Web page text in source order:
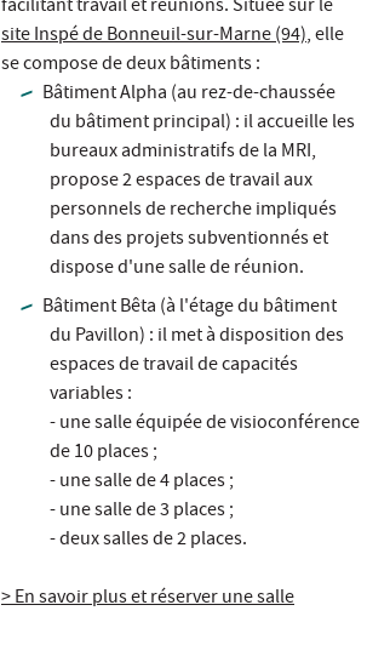
facilitant travail et réunions. Située sur le
site Inspé de Bonneuil-sur-Marne (94), elle
se compose de deux bâtiments :
Bâtiment Alpha (au rez-de-chaussée
du bâtiment principal) : il accueille les
bureaux administratifs de la MRI,
propose 2 espaces de travail aux
personnels de recherche impliqués
dans des projets subventionnés et
dispose d'une salle de réunion.
Bâtiment Bêta (à l'étage du bâtiment
du Pavillon) : il met à disposition des
espaces de travail de capacités
variables :
- une salle équipée de visioconférence
de 10 places ;
- une salle de 4 places ;
- une salle de 3 places ;
- deux salles de 2 places.
> En savoir plus et réserver une salle